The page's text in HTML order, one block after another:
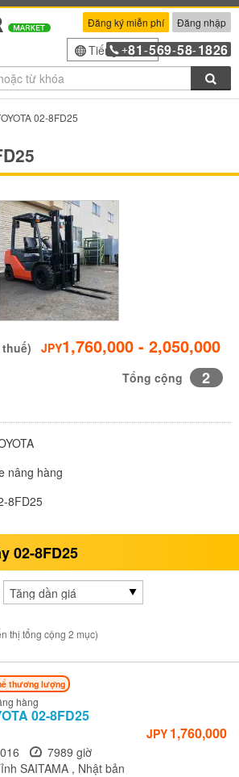
Đăng ký miễn phí Đăng nhập
Tiếng Việt
+81 -569-58-1826
02-8FD25
JPY1,760,000 - 2,050,000
Tổng cộng 2
nâng hàng
8FD25
02-8FD25
trang
Sắp xếp theo
thị tổng cộng 2 mục)
thương lượng
hàng
02-8FD25
JPY 1,760,000
Giờ
7989 giờ
điểm
SAITAMA , Nhật bản